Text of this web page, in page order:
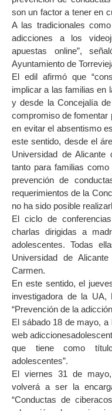
son un factor a tener en
A las tradicionales
adicciones a los
apuestas online”,
Ayuntamiento de
El edil afirmó que
implicar a las familias en
y desde la Concejalía
compromiso de fomentar
en evitar el absentismo
este sentido, desde el
Universidad de
tanto para familias
prevención de
requerimientos de la
no ha sido posible
El ciclo de
charlas dirigidas a
adolescentes. Todas
Universidad de
Carmen.
En este sentido, el
investigadora de la UA,
“Prevención de la
El sábado 18 de mayo, a
web
que tiene como
adolescentes”.
El viernes 31 de
volverá a ser la
“Conductas de